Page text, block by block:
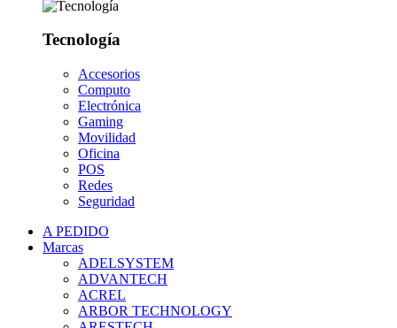
Tecnología
Accesorios
Computo
Electrónica
Gaming
Movilidad
Oficina
POS
Redes
Seguridad
A PEDIDO
Marcas
ADELSYSTEM
ADVANTECH
ACREL
ARBOR TECHNOLOGY